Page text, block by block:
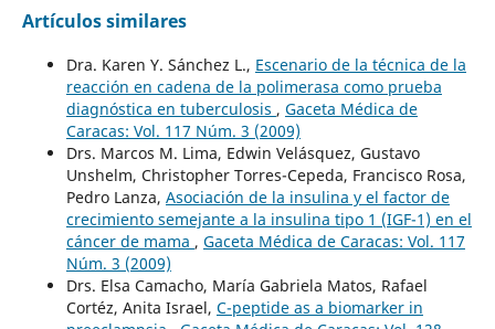
Artículos similares
Dra. Karen Y. Sánchez L., Escenario de la técnica de la
reacción en cadena de la polimerasa como prueba
diagnóstica en tuberculosis , Gaceta Médica de
Caracas: Vol. 117 Núm. 3 (2009)
Drs. Marcos M. Lima, Edwin Velásquez, Gustavo
Unshelm, Christopher Torres-Cepeda, Francisco Rosa,
Pedro Lanza, Asociación de la insulina y el factor de
crecimiento semejante a la insulina tipo 1 (IGF-1) en el
cáncer de mama , Gaceta Médica de Caracas: Vol. 117
Núm. 3 (2009)
Drs. Elsa Camacho, María Gabriela Matos, Rafael
Cortéz, Anita Israel, C-peptide as a biomarker in